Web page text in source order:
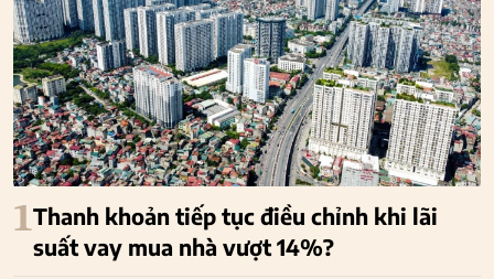
1Thanh khoản tiếp tục điều chỉnh khi lãi
suất vay mua nhà vượt 14%?